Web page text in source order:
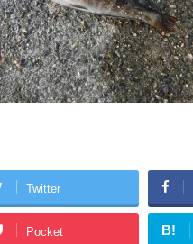
Twitter
Pocket B!